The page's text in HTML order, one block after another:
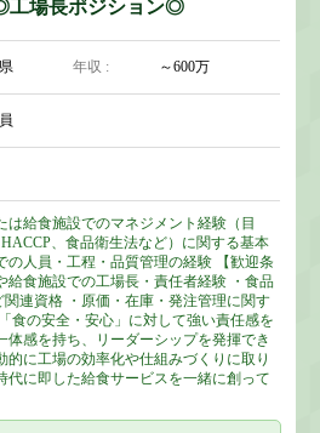
工場長ポジション◎
年収 : ～600万
は給食施設でのマネジメント経験（目
、食品衛生法など）に関する基本
の人員・工程・品質管理の経験 【歓迎条
給食施設での工場長・責任者経験 ・食品
連資格 ・原価・在庫・発注管理に関す
食の安全・安心」に対して強い責任感を
体感を持ち、リーダーシップを発揮でき
的に工場の効率化や仕組みづくりに取り
代に即した給食サービスを一緒に創って